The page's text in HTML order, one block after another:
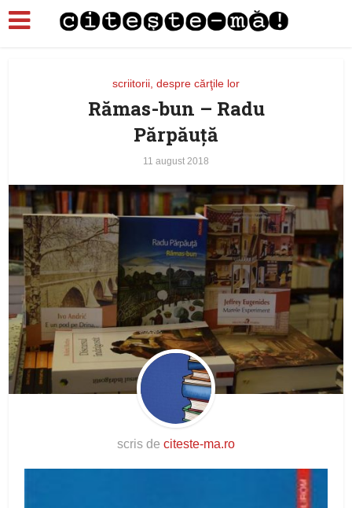
scriitorii, despre cărţile lor
Rămas-bun – Radu
Părpăuţă
11 august 2018
scris de citeste-ma.ro